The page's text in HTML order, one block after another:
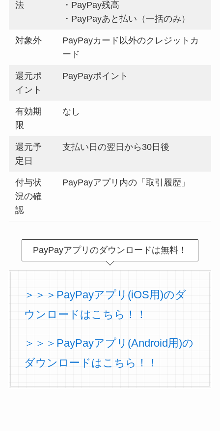
法
・PayPay残高
・PayPayあと払い（一括のみ）
対象外
PayPayカード以外のクレジットカ
ード
還元ポ
イント
PayPayポイント
有効期
限
なし
還元予
定日
支払い日の翌日から30日後
付与状
況の確
認
PayPayアプリ内の「取引履歴」
PayPayアプリのダウンロードは無料！
＞＞＞PayPayアプリ(iOS用)のダ
ウンロードはこちら！！
＞＞＞PayPayアプリ(Android用)の
ダウンロードはこちら！！